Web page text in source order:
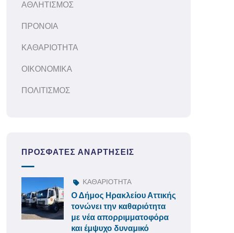
ΑΘΛΗΤΙΣΜΟΣ
ΠΡΟΝΟΙΑ
ΚΑΘΑΡΙΟΤΗΤΑ
ΟΙΚΟΝΟΜΙΚΑ
ΠΟΛΙΤΙΣΜΟΣ
ΠΡΌΣΦΑΤΕΣ ΑΝΑΡΤΉΣΕΙΣ
ΚΑΘΑΡΙΟΤΗΤΑ
Ο Δήμος Ηρακλείου Αττικής
τονώνει την καθαριότητα
με νέα απορριμματοφόρα
και έμψυχο δυναμικό